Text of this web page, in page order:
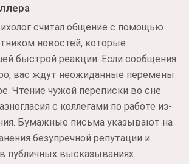
считал общение с помощью
новостей, которые
быстрой реакции. Если сообщения
вас ждут неожиданные перемены
Чтение чужой переписки во сне
с коллегами по работе из-
Бумажные письма указывают на
безупречной репутации и
публичных высказываниях.